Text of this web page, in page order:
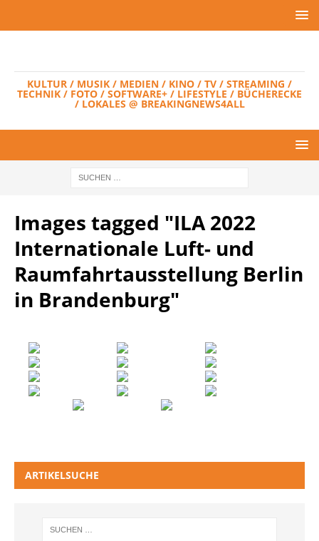
KULTUR / MUSIK / MEDIEN / KINO / TV / STREAMING /
TECHNIK / FOTO / SOFTWARE+ / LIFESTYLE / BÜCHERECKE
/ LOKALES @ BREAKINGNEWS4ALL
Images tagged "ILA 2022
Internationale Luft- und
Raumfahrtausstellung Berlin
in Brandenburg"
ARTIKELSUCHE